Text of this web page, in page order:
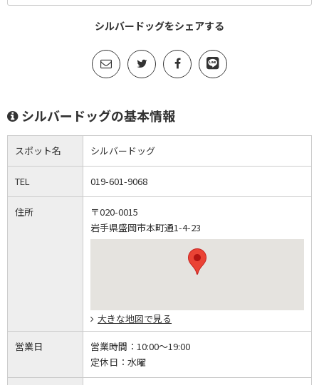
シルバードッグをシェアする
シルバードッグの基本情報
スポット名 シルバードッグ
TEL 019-601-9068
住所
〒020-0015
岩手県盛岡市本町通1-4-23
大きな地図で見る
営業日 営業時間： 10:00～19:00
定休日： 水曜